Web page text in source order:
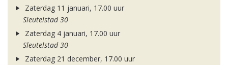
Zaterdag 11 januari, 17.00 uur
Sleutelstad 30
Zaterdag 4 januari, 17.00 uur
Sleutelstad 30
Zaterdag 21 december, 17.00 uur